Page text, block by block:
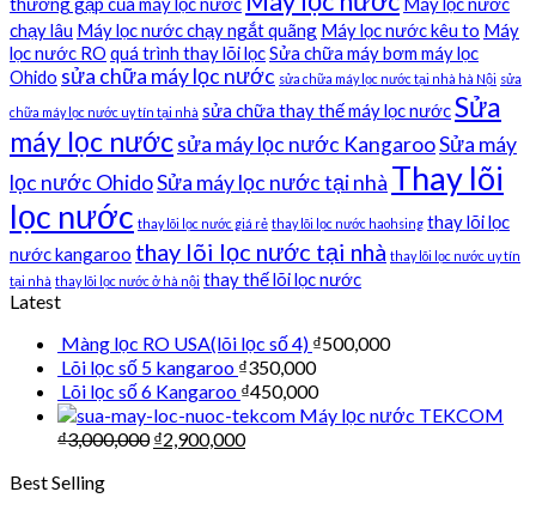
chạy lâu Máy lọc nước chạy ngắt quãng Máy lọc nước kêu to Máy
lọc nước RO quá trình thay lõi lọcSửa chữa máy bơm máy lọc
Ohido sửa chữa máy lọc nước sửa chữa máy lọc nước tại nhà hà Nội sửa
chữa máy lọc nước uy tín tại nhà sửa chữa thay thế máy lọc nướcSửa
máy lọc nướcsửa máy lọc nước KangarooSửa máy
lọc nước OhidoSửa máy lọc nước tại nhà Thay lõi
lọc nước thay lõi lọc nước giá rẻ thay lõi lọc nước haohsing thay lõi lọc
nước kangaroo thay lõi lọc nước tại nhà thay lõi lọc nước uy tín
tại nhà thay lõi lọc nước ở hà nội thay thế lõi lọc nước
Latest
Màng lọc RO USA(lõi lọc số 4) ₫500,000
Lõi lọc số 5 kangaroo ₫350,000
Lõi lọc số 6 Kangaroo ₫450,000
Máy lọc nước TEKCOM
₫3,000,000 ₫2,900,000
Best Selling